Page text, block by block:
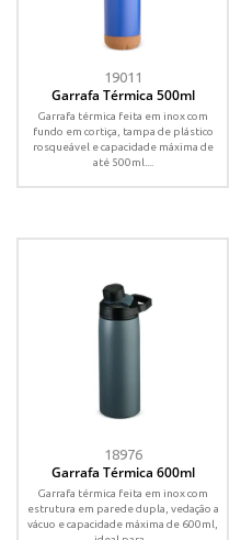
19011
Garrafa Térmica 500ml
Garrafa térmica feita em inox com
fundo em cortiça, tampa de plástico
rosqueável e capacidade máxima de
até 500ml....
18976
Garrafa Térmica 600ml
Garrafa térmica feita em inox com
estrutura em parede dupla, vedação a
vácuo e capacidade máxima de 600ml,